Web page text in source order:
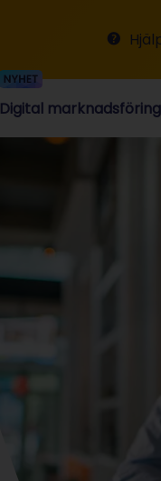
Digital marknadsföring